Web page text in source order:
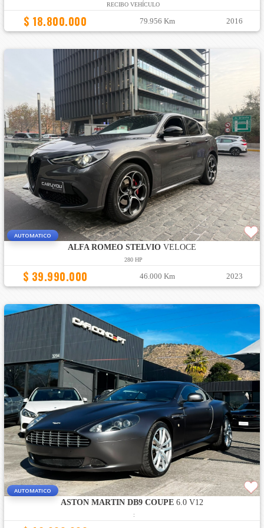
RECIBO VEHÍCULO
$ 18.800.000 79.956 Km 2016
AUTOMATICO
ALFA ROMEO STELVIOVELOCE
280 HP
$ 39.990.000 46.000 Km 2023
AUTOMATICO
ASTON MARTIN DB9 COUPE6.0 V12
: